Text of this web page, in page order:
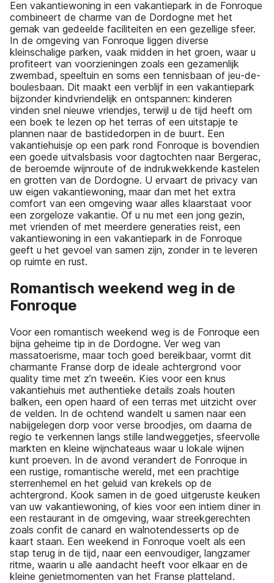
Een vakantiewoning in een vakantiepark in de Fonroque
combineert de charme van de Dordogne met het
gemak van gedeelde faciliteiten en een gezellige sfeer.
In de omgeving van Fonroque liggen diverse
kleinschalige parken, vaak midden in het groen, waar u
profiteert van voorzieningen zoals een gezamenlijk
zwembad, speeltuin en soms een tennisbaan of jeu-de-
boulesbaan. Dit maakt een verblijf in een vakantiepark
bijzonder kindvriendelijk en ontspannen: kinderen
vinden snel nieuwe vriendjes, terwijl u de tijd heeft om
een boek te lezen op het terras of een uitstapje te
plannen naar de bastidedorpen in de buurt. Een
vakantiehuisje op een park rond Fonroque is bovendien
een goede uitvalsbasis voor dagtochten naar Bergerac,
de beroemde wijnroute of de indrukwekkende kastelen
en grotten van de Dordogne. U ervaart de privacy van
uw eigen vakantiewoning, maar dan met het extra
comfort van een omgeving waar alles klaarstaat voor
een zorgeloze vakantie. Of u nu met een jong gezin,
met vrienden of met meerdere generaties reist, een
vakantiewoning in een vakantiepark in de Fonroque
geeft u het gevoel van samen zijn, zonder in te leveren
op ruimte en rust.
Romantisch weekend weg in de
Fonroque
Voor een romantisch weekend weg is de Fonroque een
bijna geheime tip in de Dordogne. Ver weg van
massatoerisme, maar toch goed bereikbaar, vormt dit
charmante Franse dorp de ideale achtergrond voor
quality time met z’n tweeën. Kies voor een knus
vakantiehuis met authentieke details zoals houten
balken, een open haard of een terras met uitzicht over
de velden. In de ochtend wandelt u samen naar een
nabijgelegen dorp voor verse broodjes, om daarna de
regio te verkennen langs stille landweggetjes, sfeervolle
markten en kleine wijnchateaus waar u lokale wijnen
kunt proeven. In de avond verandert de Fonroque in
een rustige, romantische wereld, met een prachtige
sterrenhemel en het geluid van krekels op de
achtergrond. Kook samen in de goed uitgeruste keuken
van uw vakantiewoning, of kies voor een intiem diner in
een restaurant in de omgeving, waar streekgerechten
zoals confit de canard en walnotendesserts op de
kaart staan. Een weekend in Fonroque voelt als een
stap terug in de tijd, naar een eenvoudiger, langzamer
ritme, waarin u alle aandacht heeft voor elkaar en de
kleine genietmomenten van het Franse platteland.